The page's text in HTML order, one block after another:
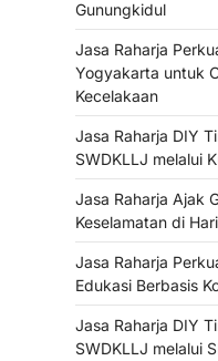
Gunungkidul
Jasa Raharja
Yogyakarta untuk
Kecelakaan
Jasa Raharja DIY
SWDKLLJ melalui
Jasa Raharja Ajak
Keselamatan di
Jasa Raharja
Edukasi Berbasis
Jasa Raharja DIY
SWDKLLJ melalui